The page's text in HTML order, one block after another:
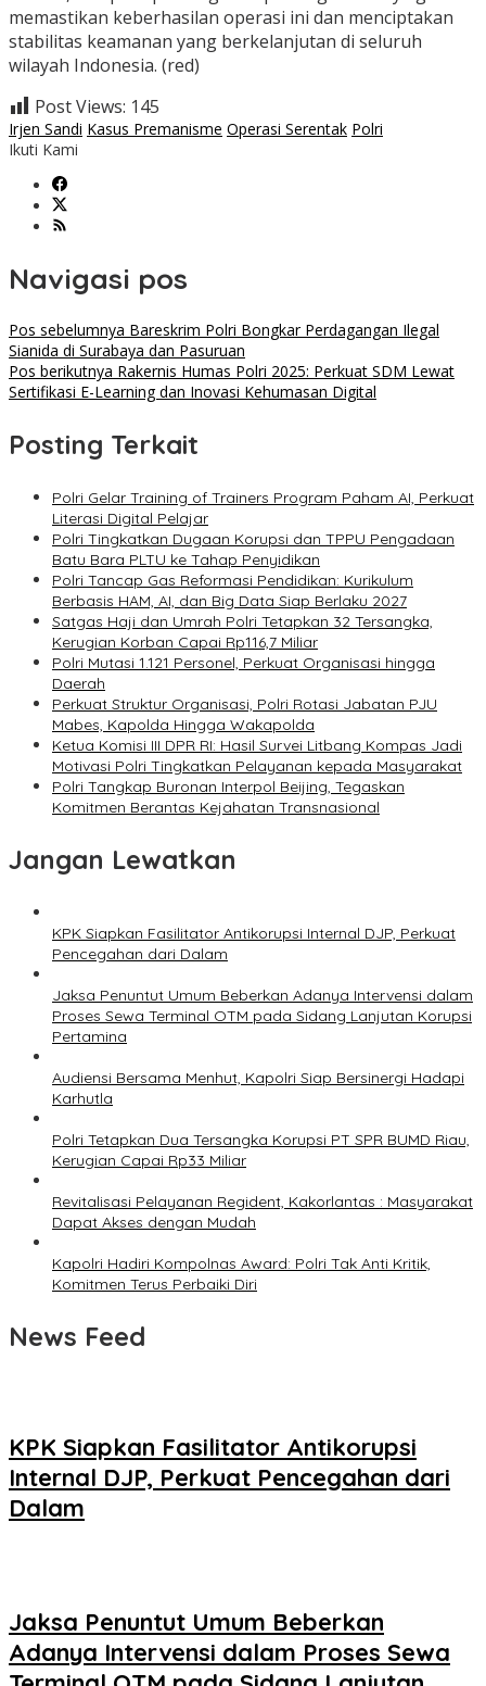
memastikan keberhasilan operasi ini dan menciptakan
stabilitas keamanan yang berkelanjutan di seluruh
wilayah Indonesia. (red)
Post Views: 145
Irjen Sandi Kasus Premanisme Operasi Serentak Polri
Ikuti Kami
Navigasi pos
Pos sebelumnya Bareskrim Polri Bongkar Perdagangan Ilegal
Sianida di Surabaya dan Pasuruan
Pos berikutnya Rakernis Humas Polri 2025: Perkuat SDM Lewat
Sertifikasi E-Learning dan Inovasi Kehumasan Digital
Posting Terkait
Polri Gelar Training of Trainers Program Paham AI, Perkuat
Literasi Digital Pelajar
Polri Tingkatkan Dugaan Korupsi dan TPPU Pengadaan
Batu Bara PLTU ke Tahap Penyidikan
Polri Tancap Gas Reformasi Pendidikan: Kurikulum
Berbasis HAM, AI, dan Big Data Siap Berlaku 2027
Satgas Haji dan Umrah Polri Tetapkan 32 Tersangka,
Kerugian Korban Capai Rp116,7 Miliar
Polri Mutasi 1.121 Personel, Perkuat Organisasi hingga
Daerah
Perkuat Struktur Organisasi, Polri Rotasi Jabatan PJU
Mabes, Kapolda Hingga Wakapolda
Ketua Komisi III DPR RI: Hasil Survei Litbang Kompas Jadi
Motivasi Polri Tingkatkan Pelayanan kepada Masyarakat
Polri Tangkap Buronan Interpol Beijing, Tegaskan
Komitmen Berantas Kejahatan Transnasional
Jangan Lewatkan
KPK Siapkan Fasilitator Antikorupsi Internal DJP, Perkuat
Pencegahan dari Dalam
Jaksa Penuntut Umum Beberkan Adanya Intervensi dalam
Proses Sewa Terminal OTM pada Sidang Lanjutan Korupsi
Pertamina
Audiensi Bersama Menhut, Kapolri Siap Bersinergi Hadapi
Karhutla
Polri Tetapkan Dua Tersangka Korupsi PT SPR BUMD Riau,
Kerugian Capai Rp33 Miliar
Revitalisasi Pelayanan Regident, Kakorlantas : Masyarakat
Dapat Akses dengan Mudah
Kapolri Hadiri Kompolnas Award: Polri Tak Anti Kritik,
Komitmen Terus Perbaiki Diri
News Feed
KPK Siapkan Fasilitator Antikorupsi
Internal DJP, Perkuat Pencegahan dari
Dalam
Jaksa Penuntut Umum Beberkan
Adanya Intervensi dalam Proses Sewa